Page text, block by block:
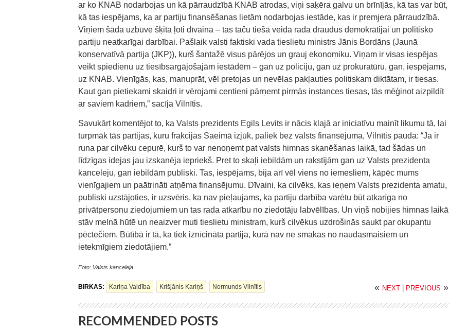
ar ko KNAB nodarbojas un kā pārraudzībā KNAB atrodas, viņi saķēra galvu un brīnījās, kā tas var būt,
kā tas iespējams, ka ar partiju finansēšanas lietām nodarbojas iestāde, kas ir premjera pārraudzībā.
Viņiem šāda uzbūve šķita ļoti dīvaina – tas taču tiešā veidā rada draudus demokrātijai un politisko
partiju neatkarīgai darbībai. Pašlaik valsti faktiski vada tieslietu ministrs Jānis Bordāns (Jaunā
konservatīvā partija (JKP)), kurš šantažē visus pārējos un grauj ekonomiku. Viņam ir visas iespējas
veikt spiedienu uz tiesībsargājošajām iestādēm – gan uz policiju, gan uz prokuratūru, gan, iespējams,
uz KNAB. Vienīgās, kas, manuprāt, vēl pretojas un nevēlas pakļauties politiskam diktātam, ir tiesas.
Kaut gan pietiekami skaidri ir vērojami centieni pārņemt pirmās instances tiesas, tās mēģinot aizpildīt
ar saviem kadriem,” sacīja Vilnītis.
Savukārt komentējot to, ka Valsts prezidents Egils Levits ir nācis klajā ar iniciatīvu mainīt likumu tā, lai
turpmāk tās partijas, kuru frakcijas Saeimā izjūk, paliek bez valsts finansējuma, Vilnītis pauda: “Ja ir
runa par cilvēku cepurē, kurš to var nenoņemt pat valsts himnas skanēšanas laikā, tad šādas un
līdzīgas idejas jau izskanēja iepriekš. Pret to skaļi iebildām un rakstījām gan uz Valsts prezidenta
kanceleju, gan iebildām publiski. Tas, iespējams, bija arī vēl viens no iemesliem, kāpēc mums
vienīgajiem un paātrināti atņēma finansējumu. Dīvaini, ka cilvēks, kas ieņem Valsts prezidenta amatu,
publiski uzstājoties, ir uzsvēris, ka nav pieļaujams, ka partiju darbība varētu būt atkarīga no
privātpersonu ziedojumiem un tas rada atkarību no ziedotāju labvēlības. Un viņš nobijies himnas laikā
stāv melnā hūtē un neaizver muti tieslietu ministram, kurš cilvēkus uzdrošinās saukt par okupantu
pēctečiem. Būtībā ir tā, ka tiek iznīcināta partija, kurā nav ne smakas no naudasmaisiem un
ietekmīgiem ziedotājiem.”
Foto: Valsts kanceleja
BIRKAS: Kariņa Valdība Krišjānis Kariņš Normunds Vilnītis « NEXT PREVIOUS »
RECOMMENDED POSTS